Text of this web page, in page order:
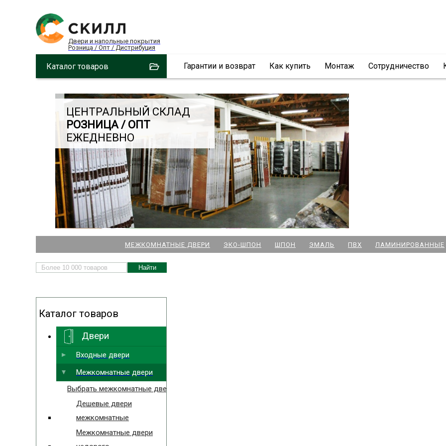
Двери и напольные покрытия
Розница / Опт / Дистрибуция
Каталог товаров Гарантии и возврат Как купить Монтаж Сотрудничество
ЦЕНТРАЛЬНЫЙ СКЛАД
РОЗНИЦА / ОПТ
ЕЖЕДНЕВНО
НАШИ МАГАЗИНЫ
ДВЕРЕЙ И ПАРКЕТА
м. Новочеркасская
м. Парк Победы
Выбрать ближайший
МЕЖКОМНАТНЫЕ ДВЕРИ ЭКО-ШПОН ШПОН ЭМАЛЬ ПВХ ЛАМИНИРОВАННЫЕ
Каталог товаров
Двери
Входные двери
Межкомнатные двери
Выбрать межкомнатные двери
Дешевые двери
межкомнатные
Межкомнатные двери